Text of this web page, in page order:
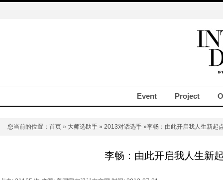
Event Project
您当前的位置： 首页 » 大师选助手 » 2013对话选手 »李畅：由此开启我人生新起
李畅：由此开启我人生新